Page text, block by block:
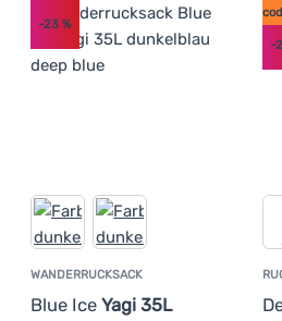
WANDERRUCKSACK
Blue Ice Yagi 35L
-23 %
-